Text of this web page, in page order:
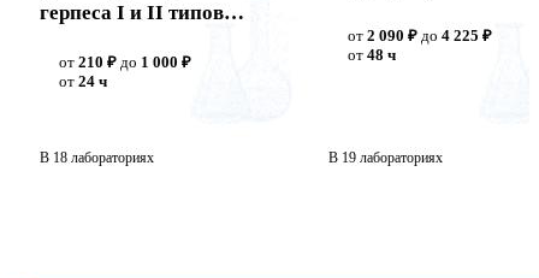
герпеса I и II типов
II)от 210 ₽ до 1 000 ₽
от 24 ч
В 18 лабораториях
от 2 090 ₽ до 4 225 ₽
от 48 ч
В 19 лабораториях